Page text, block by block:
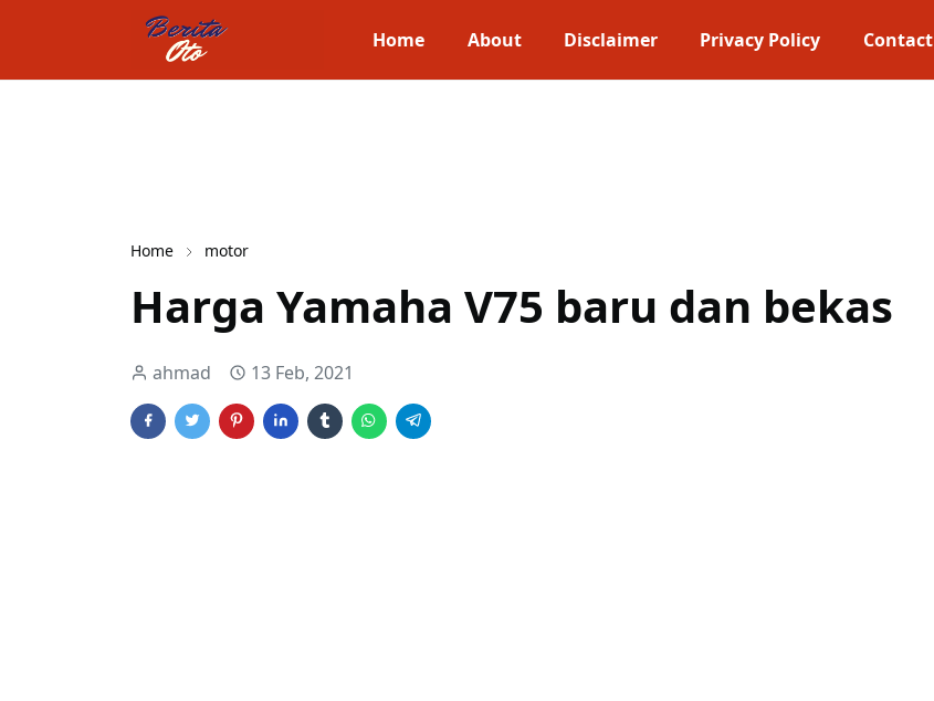
Home About Disclaimer Privacy Policy Contact
Home motor
Harga Yamaha V75 baru dan bekas
ahmad 13 Feb, 2021